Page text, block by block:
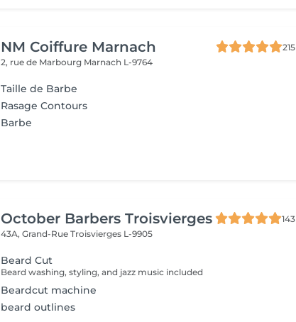
NM Coiffure Marnach
215
2, rue de Marbourg Marnach L-9764
Taille de Barbe
Rasage Contours
Barbe
October Barbers Troisvierges
143
43A, Grand-RueTroisvierges L-9905
Beard Cut
Beard washing, styling, and jazz music included
Beardcut machine
beard outlines